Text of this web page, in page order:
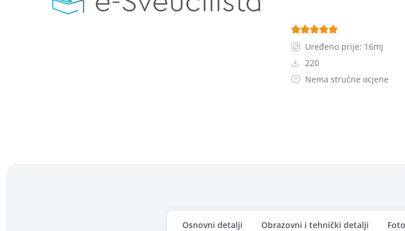
Uređeno prije: 16mj
220
Nema stručne ocjene
Osnovni detalji Obrazovni i tehnički detalji